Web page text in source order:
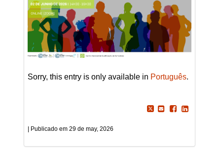
Sorry, this entry is only available in Português.
29 de may, 2026